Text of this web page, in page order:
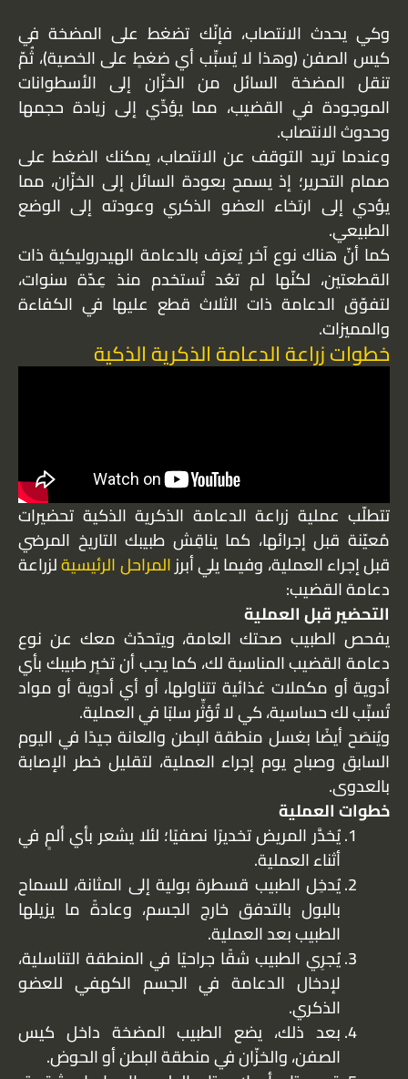
وكي يحدث الانتصاب، فإنّك تضغط على المضخة في
كيس الصفن (وهذا لا يُسبِّب أي ضغطٍ على الخصية)، ثُمّ
تنقل المضخة السائل من الخزّان إلى الأسطوانات
الموجودة في القضيب، مما يؤدِّي إلى زيادة حجمها
وحدوث الانتصاب.
وعندما تريد التوقف عن الانتصاب، يمكنك الضغط على
صمام التحرير؛ إذ يسمح بعودة السائل إلى الخزّان، مما
يؤدي إلى ارتخاء العضو الذكري وعودته إلى الوضع
الطبيعي.
كما أنّ هناك نوع آخر يُعرَف بالدعامة الهيدروليكية ذات
القطعتين، لكنّها لم تعُد تُستخدم منذ عِدّة سنوات،
لتفوّق الدعامة ذات الثلاث قطع عليها في الكفاءة
والمميزات.
خطوات زراعة الدعامة الذكرية الذكية
تتطلّب عملية زراعة الدعامة الذكرية الذكية تحضيرات
مُعيّنة قبل إجرائها، كما يناقِش طبيبك التاريخ المرضي
قبل إجراء العملية، وفيما يلي أبرزالمراحل الرئيسيةلزراعة
دعامة القضيب:
التحضير قبل العملية
يفحص الطبيب صحتك العامة، ويتحدّث معك عن نوع
دعامة القضيب المناسبة لك، كما يجب أن تخبِر طبيبك بأي
أدوية أو مكملات غذائية تتناولها، أو أي أدوية أو مواد
تُسبِّب لك حساسية، كي لا تُؤثِّر سلبًا في العملية.
ويُنصَح أيضًا بغسل منطقة البطن والعانة جيدًا في اليوم
السابق وصباح يوم إجراء العملية، لتقليل خطر الإصابة
بالعدوى.
خطوات العملية
يُخدَّر المريض تخديرًا نصفيًا؛ لئلا يشعر بأي ألمٍ في
أثناء العملية.
يُدخِل الطبيب قسطرة بولية إلى المثانة، للسماح
بالبول بالتدفق خارج الجسم، وعادةً ما يزيلها
الطبيب بعد العملية.
يُجرِي الطبيب شقًا جراحيًا في المنطقة التناسلية،
لإدخال الدعامة في الجسم الكهفي للعضو
الذكري.
بعد ذلك، يضع الطبيب المضخة داخل كيس
الصفن، والخزّان في منطقة البطن أو الحوض.